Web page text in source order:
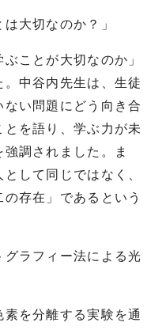
大切なのか？」
ことが大切なのか」
中谷内先生は、生徒
い問題にどう向き合
を語り、学ぶ力が未
調されました。ま
して同じではなく、
存在」であるという
グラフィー法による光
を分離する実験を通